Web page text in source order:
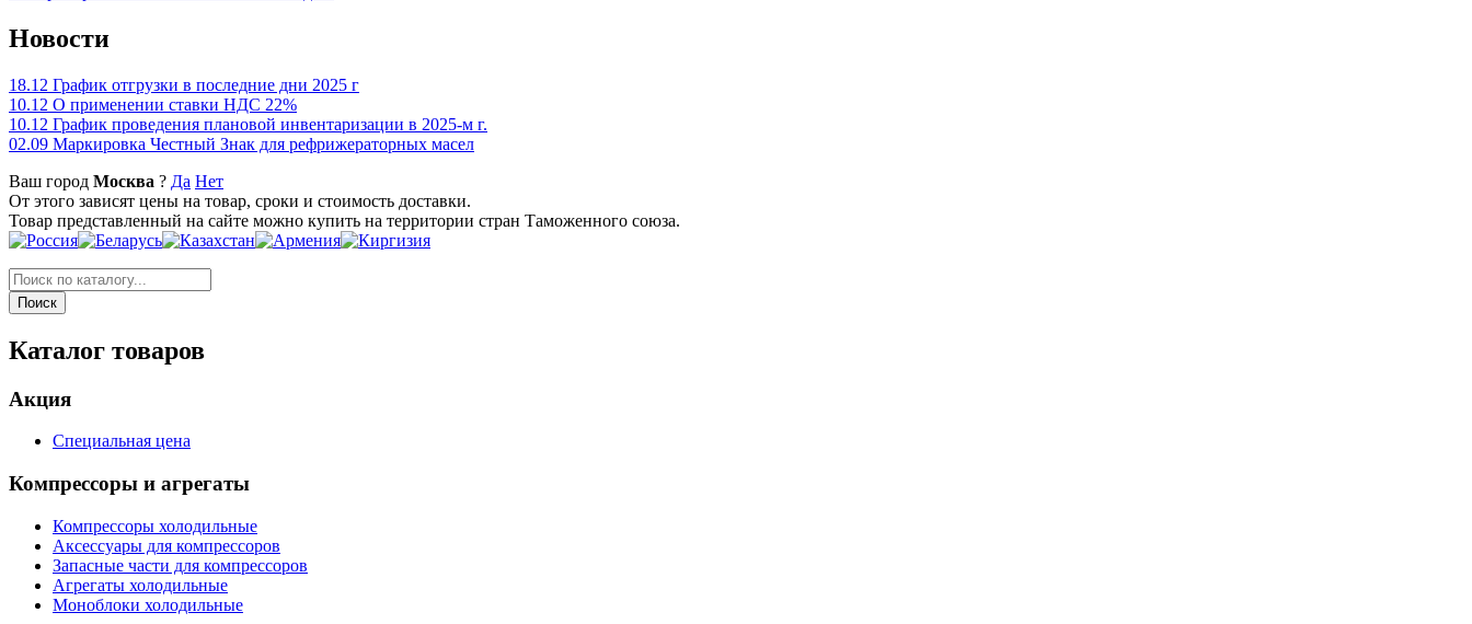
Новости
18.12 График отгрузки в последние дни 2025 г
10.12 О применении ставки НДС 22%
10.12 График проведения плановой инвентаризации в 2025-м г.
02.09 Маркировка Честный Знак для рефрижераторных масел
Ваш город Москва ? Да Нет
От этого зависят цены на товар, сроки и стоимость доставки.
Товар представленный на сайте можно купить на территории стран Таможенного союза.
Каталог товаров
Акция
Специальная цена
Компрессоры и агрегаты
Компрессоры холодильные
Аксессуары для компрессоров
Запасные части для компрессоров
Агрегаты холодильные
Моноблоки холодильные